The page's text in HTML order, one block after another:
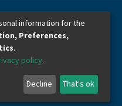
information for the
Preferences,
.
policy.
Decline That's ok